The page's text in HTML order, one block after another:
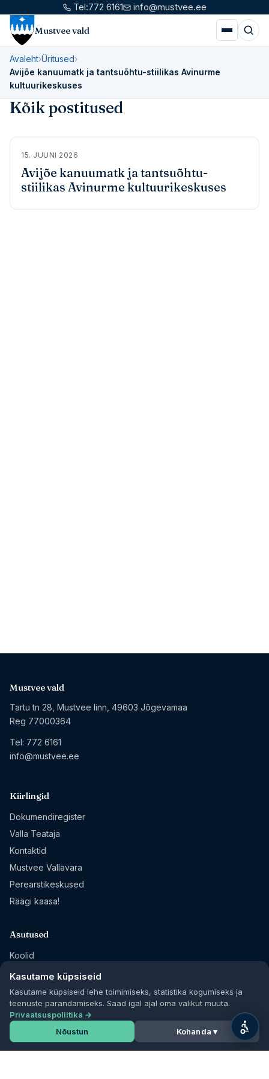
Tel:772 6161 info@mustvee.ee
Mustvee vald
Avaleht›Üritused›
Avijõe kanuumatk ja tantsuõhtu-stiilikas Avinurme
kultuurikeskuses
Kõik postitused
15. JUUNI 2026
Avijõe kanuumatk ja tantsuõhtu-
stiilikas Avinurme kultuurikeskuses
Mustvee vald
Tartu tn 28, Mustvee linn, 49603 Jõgevamaa
Reg 77000364
Tel: 772 6161
info@mustvee.ee
Kiirlingid
Dokumendiregister
Valla Teataja
Kontaktid
Mustvee Vallavara
Perearstikeskused
Räägi kaasa!
Asutused
Koolid
Lasteaiad
Raamatukogud
Sihtasutused
Jälgi meid
Kasutame küpsiseid
Kasutame küpsiseid lehe toimimiseks, statistika kogumiseks ja
teenuste parandamiseks. Saad igal ajal oma valikut muuta.
Privaatsuspoliitika →
Nõustun
Kohanda ▾